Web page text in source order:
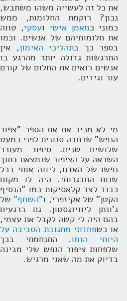
את כל זה לעשייה משהו משתבש,
נכון? רוקמת החלומות, ממש
כמוני כמאמן אישי ועסקי, טווה
את חלומותיהם של אנשים. וכמו
בספר כך בתהליכי האימון, אין
התרגשות גדולה יותר מהרגע בו
אנשים רואים את החלום של קורם
עור וגידים.
מי לא מכיר את את הספר "צפור
הנפש" שכתבה סנונית לפני כמעט
שלושים שנים. סיפור מעורר
השראה על הציפור שנמצאת בתוך
נפשו של האדם, ליווה אותי בכל
שנות התבגרותי. היה לו מקום
כבוד לצד קלאסיקות כמו "הנסיף
הקטן" של אקיזפרי, ו"השחף" של
ג'ונתן ליווינגסטון. גם ברגעים
בהם היה לי קשה לקבל את עצמי,
או כשפחדתי מתגובת הסביבה על
היותי הומו. התנחמתי בכך
שלפחות ציפור הנפש שלי מבינה
בדיוק את מה שאני מרגיש.